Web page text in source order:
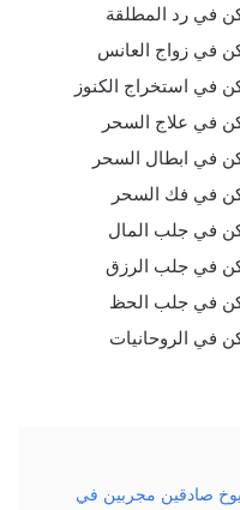
في رد المطلقة
في زواج العانس
في استخراج الكنوز
في علاج السحر
في ابطال السحر
في فك السحر
في جلب المال
في جلب الرزق
في جلب الحظ
في الروحانيات
صادقين مجربين في